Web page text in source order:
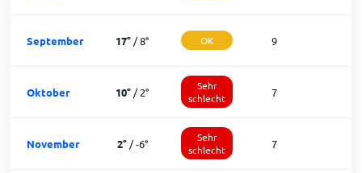
September 17° /8° OK 9
Oktober 10° /2°
Sehr
schlecht
7
November 2°/-6°
Sehr
schlecht
7